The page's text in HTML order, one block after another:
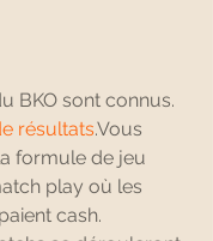
BKO sont connus.
résultats.Vous
formule de jeu
play où les
cash.